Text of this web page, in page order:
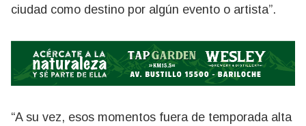
ciudad como destino por algún evento o artista”.
“A su vez, esos momentos fuera de temporada alta